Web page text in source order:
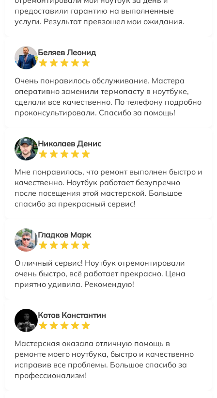
предоставили гарантию на выполненные
услуги. Результат превзошел мои ожидания.
Беляев Леонид
Очень понравилось обслуживание. Мастера
оперативно заменили термопасту в ноутбуке,
сделали все качественно. По телефону подробно
проконсультировали. Спасибо за помощь!
Николаев Денис
Мне понравилось, что ремонт выполнен быстро и
качественно. Ноутбук работает безупречно
после посещения этой мастерской. Большое
спасибо за прекрасный сервис!
Гладков Марк
Отличный сервис! Ноутбук отремонтировали
очень быстро, всё работает прекрасно. Цена
приятно удивила. Рекомендую!
Котов Константин
Мастерская оказала отличную помощь в
ремонте моего ноутбука, быстро и качественно
исправив все проблемы. Большое спасибо за
профессионализм!